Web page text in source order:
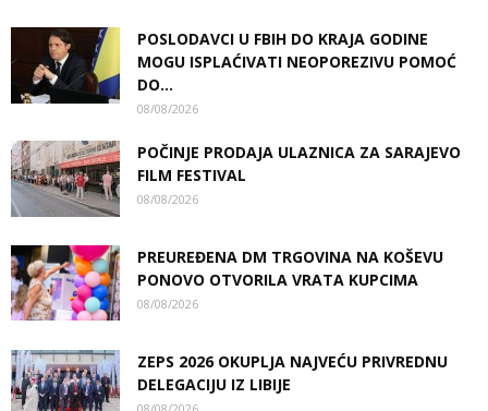
POSLODAVCI U FBIH DO KRAJA GODINE
MOGU ISPLAĆIVATI NEOPOREZIVU POMOĆ
DO...
08/08/2026
POČINJE PRODAJA ULAZNICA ZA SARAJEVO
FILM FESTIVAL
08/08/2026
PREUREĐENA DM TRGOVINA NA KOŠEVU
PONOVO OTVORILA VRATA KUPCIMA
08/08/2026
ZEPS 2026 OKUPLJA NAJVEĆU PRIVREDNU
DELEGACIJU IZ LIBIJE